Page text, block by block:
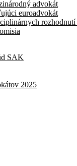
advokát
euroadvokát
SAK
2025